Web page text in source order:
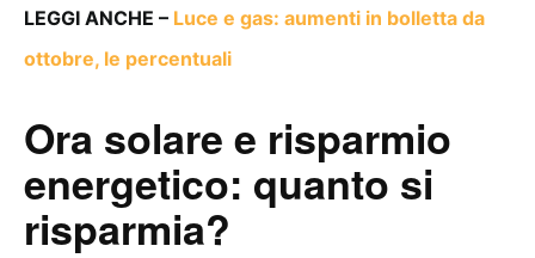
LEGGI ANCHE – Luce e gas: aumenti in bolletta da
ottobre, le percentuali
Ora solare e risparmio
energetico: quanto si
risparmia?